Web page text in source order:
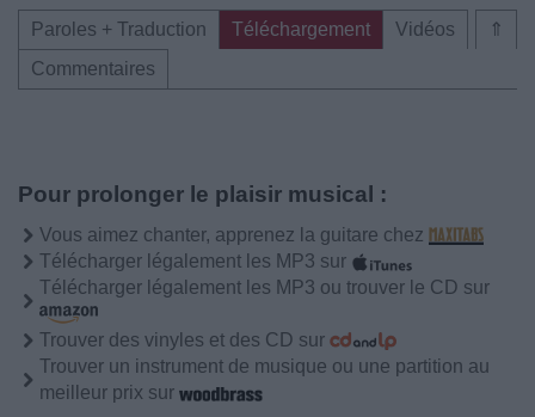
⇑
Paroles + Traduction Téléchargement
Vidéos
Commentaires
Pour prolonger le plaisir musical :
Vous aimez chanter, apprenez la guitare chez
Télécharger légalement les MP3 sur
Télécharger légalement les MP3 ou trouver le CD sur
Trouver des vinyles et des CD sur
Trouver un instrument de musique ou une partition au
meilleur prix sur